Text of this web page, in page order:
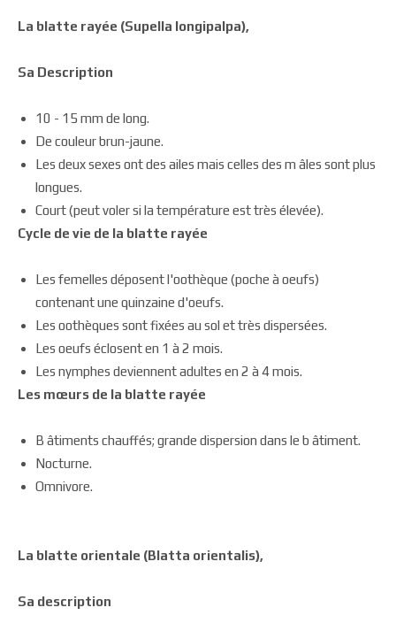
La blatte rayée (Supella longipalpa),
Sa Description
10 - 15 mm de long.
De couleur brun-jaune.
Les deux sexes ont des ailes mais celles des m âles sont plus
longues.
Court (peut voler si la température est très élevée).
Cycle de vie de la blatte rayée
Les femelles déposent l'oothèque (poche à oeufs)
contenant une quinzaine d'oeufs.
Les oothèques sont fixées au sol et très dispersées.
Les oeufs éclosent en 1 à 2 mois.
Les nymphes deviennent adultes en 2 à 4 mois.
Les mœurs de la blatte rayée
B âtiments chauffés; grande dispersion dans le b âtiment.
Nocturne.
Omnivore.
La blatte orientale (Blatta orientalis),
Sa description